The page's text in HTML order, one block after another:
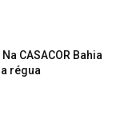
CASACOR Bahia
régua